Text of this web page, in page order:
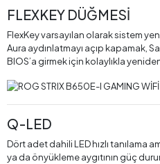
FLEXKEY DÜĞMESİ
FlexKey varsayılan olarak sistem
Aura aydınlatmayı açıp kapamak,
BIOS’a girmek için kolaylıkla
Q-LED
Dört adet dahili LED hızlı tanılama
ya da önyükleme aygıtının güç